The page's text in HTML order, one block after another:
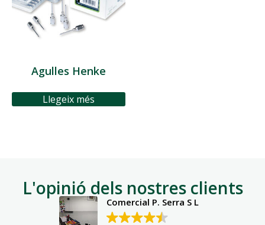
Agulles Henke
Llegeix més
L'opinió dels nostres clients
Comercial P. Serra S L